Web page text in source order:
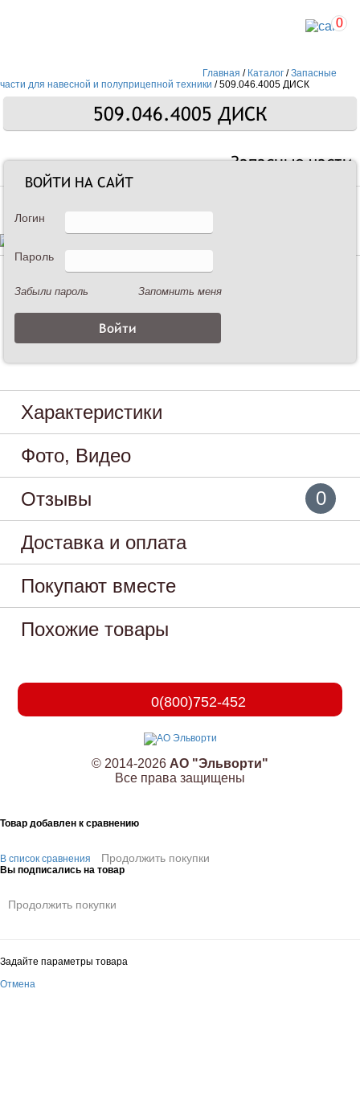
0
Главная / Каталог /Запасные
части для навесной и полуприцепной техники /509.046.4005 ДИСК
509.046.4005 ДИСК
Запасные части
Описание
509.046.4005 ДИСК
Характеристики
Фото, Видео
Отзывы
0
Доставка и оплата
Покупают вместе
Похожие товары
0(800)752-452
© 2014-2026 АО "Эльворти"
Все права защищены
Товар добавлен к сравнению
В список сравнения Продолжить покупки
Вы подписались на товар
Продолжить покупки
Задайте параметры товара
Отмена
ВОЙТИ НА САЙТ
Логин
Пароль
Забыли пароль Запомнить меня